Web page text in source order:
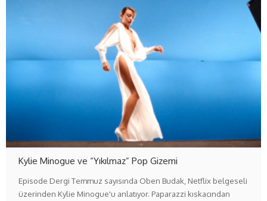
Kylie Minogue ve “Yıkılmaz” Pop Gizemi
Episode Dergi Temmuz sayısında Oben Budak, Netflix belgeseli
üzerinden Kylie Minogue'u anlatıyor. Paparazzi kıskacından